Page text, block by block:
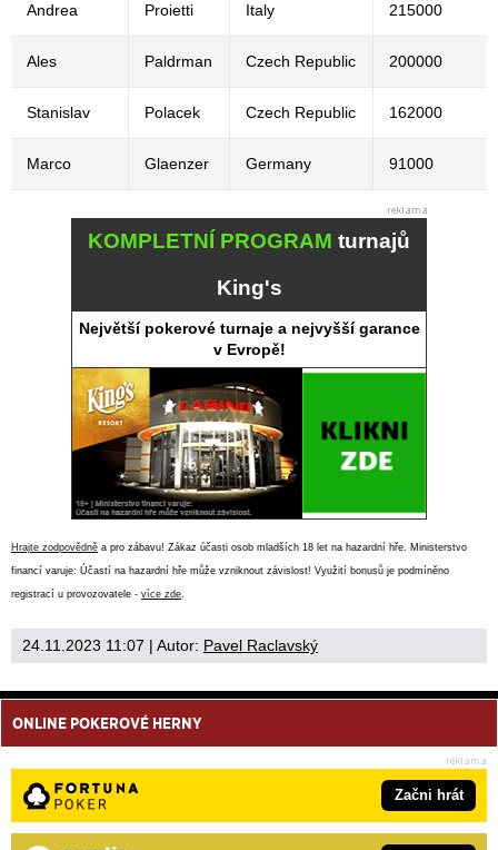
Andrea Proietti Italy 215000
Ales Paldrman Czech Republic 200000
Stanislav Polacek Czech Republic 162000
Marco Glaenzer Germany 91000
KOMPLETNÍ PROGRAM turnajů
King's
Největší pokerové turnaje a nejvyšší garance
v Evropě!
Hrajte zodpovědně a pro zábavu! Zákaz účasti osob mladších 18 let na hazardní hře. Ministerstvo
financí varuje: Účastí na hazardní hře může vzniknout závislost! Využití bonusů je podmíněno
registrací u provozovatele - více zde.
24.11.2023 11:07 | Autor: Pavel Raclavský
ONLINE POKEROVÉ HERNY
Začni hrát